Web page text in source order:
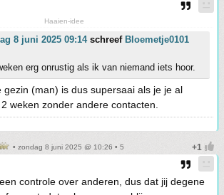
Haaien-idee
8 juni 2025 09:14schreef Bloemetje0101
erg onrustig als ik van niemand iets hoor.
gezin (man) is dus supersaai als je je al
weken zonder andere contacten.
• zondag 8 juni 2025 @ 10:26 • 5
controle over anderen, dus dat jij degene